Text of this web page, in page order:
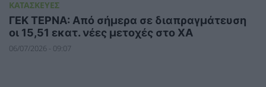
ΚΑΤΑΣΚΕΥΕΣ
ΓΕΚ ΤΕΡΝΑ: Από σήμερα σε διαπραγμάτευση
οι 15,51 εκατ. νέες μετοχές στο ΧΑ
06/07/2026 - 09:07